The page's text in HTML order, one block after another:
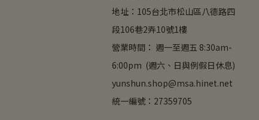
地址：105台北市松山區八德路四
段106巷2弄10號1樓
營業時間： 週一至週五 8:30am-
6:00pm  (週六、日與例假日休息)
yunshun.shop@msa.hinet.net
統一編號：27359705